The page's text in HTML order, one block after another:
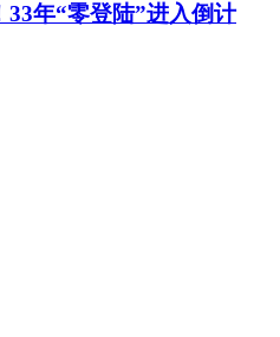
33年“零登陆”进入倒计